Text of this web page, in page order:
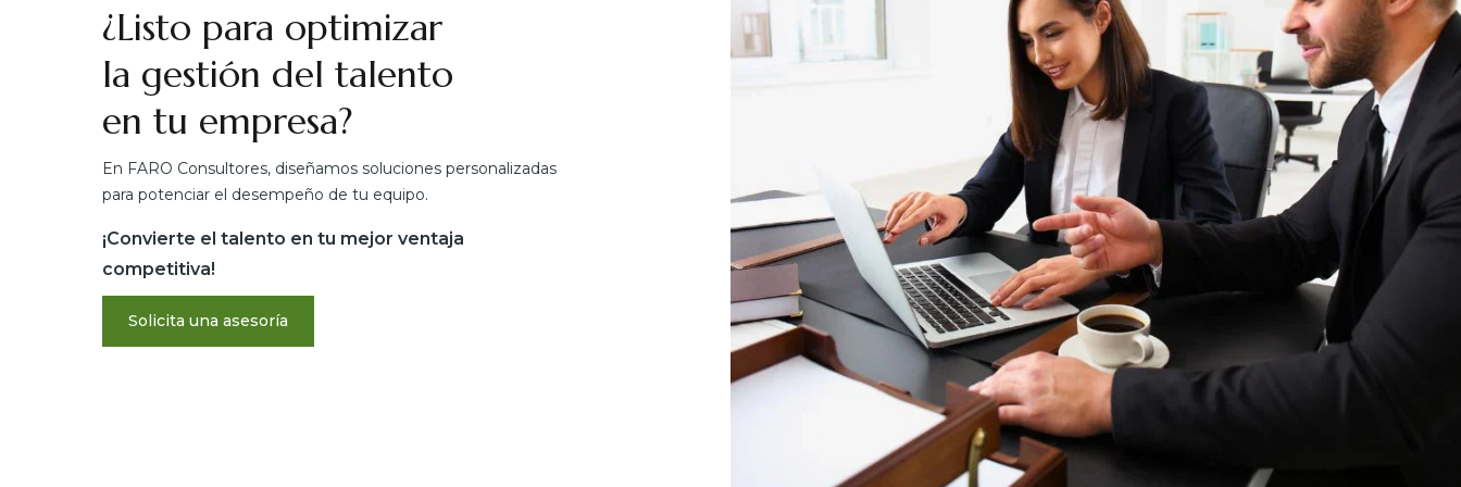
¿Listo para optimizar
la gestión del talento
en tu empresa?
En FARO Consultores, diseñamos soluciones personalizadas
para potenciar el desempeño de tu equipo.
¡Convierte el talento en tu mejor ventaja
competitiva!
Solicita una asesoría